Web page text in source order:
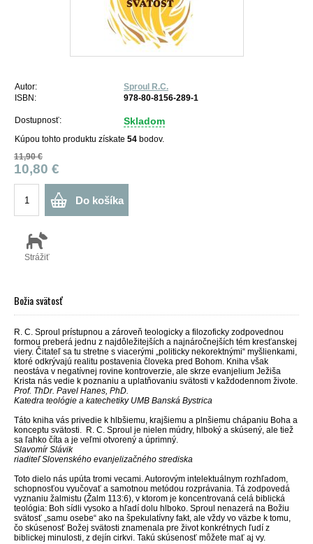
Autor:
Sproul R.C.
ISBN:
978-80-8156-289-1
Dostupnosť: Skladom
Kúpou tohto produktu získate 54 bodov.
11,90 €
10,80 €
Do košíka
Strážiť
Božia svätosť
R. C. Sproul prístupnou a zároveň teologicky a filozoficky zodpovednou
formou preberá jednu z najdôležitejších a najnáročnejších tém kresťanskej
viery. Čitateľ sa tu stretne s viacerými „politicky nekorektnými“ myšlienkami,
ktoré odkrývajú realitu postavenia človeka pred Bohom. Kniha však
neostáva v negatívnej rovine kontroverzie, ale skrze evanjelium Ježiša
Krista nás vedie k poznaniu a uplatňovaniu svätosti v každodennom živote.
Prof. ThDr. Pavel Hanes, PhD.
Katedra teológie a katechetiky UMB Banská Bystrica
Táto kniha vás privedie k hlbšiemu, krajšiemu a plnšiemu chápaniu Boha a
konceptu svätosti. R. C. Sproul je nielen múdry, hlboký a skúsený, ale tiež
sa ľahko číta a je veľmi otvorený a úprimný.
Slavomír Slávik
riaditeľ Slovenského evanjelizačného strediska
Toto dielo nás upúta tromi vecami. Autorovým intelektuálnym rozhľadom,
schopnosťou vyučovať a samotnou metódou rozprávania. Tá zodpovedá
vyznaniu žalmistu (Žalm 113:6), v ktorom je koncentrovaná celá biblická
teológia: Boh sídli vysoko a hľadí dolu hlboko. Sproul nenazerá na Božiu
svätosť „samu osebe“ ako na špekulatívny fakt, ale vždy vo väzbe k tomu,
čo skúsenosť Božej svätosti znamenala pre život konkrétnych ľudí z
biblickej minulosti, z dejín cirkvi. Takú skúsenosť môžete mať aj vy.